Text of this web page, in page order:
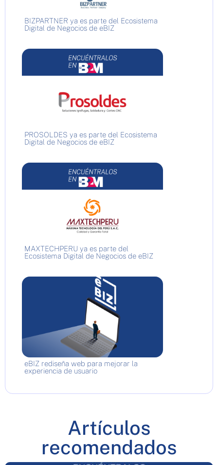
BIZPARTNER ya es parte del Ecosistema
Digital de Negocios de eBIZ
PROSOLDES ya es parte del Ecosistema
Digital de Negocios de eBIZ
MAXTECHPERU ya es parte del
Ecosistema Digital de Negocios de eBIZ
eBIZ rediseña web para mejorar la
experiencia de usuario
Artículos
recomendados